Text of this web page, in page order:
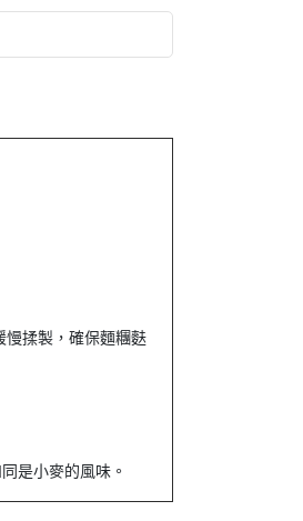
慢揉製，確保麵糰麩
是小麥的風味。